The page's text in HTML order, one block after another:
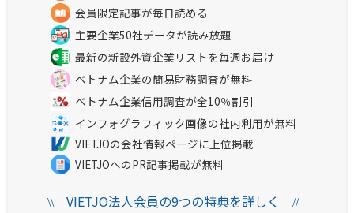
会員限定記事が毎日読める
主要企業50社データが読み放題
最新の新設外資企業リストを毎週お届け
ベトナム企業の簡易財務調査が無料
ベトナム企業信用調査が全10％割引
インフォグラフィック画像の社内利用が無料
VIETJOの会社情報ページに上位掲載
VIETJOへのPR記事掲載が無料
\\VIETJO法人会員の9つの特典を詳しく //